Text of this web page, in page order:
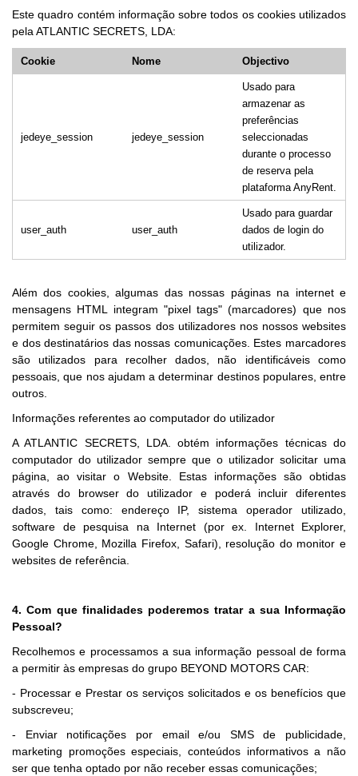
Este quadro contém informação sobre todos os cookies utilizados
pela ATLANTIC SECRETS, LDA:
Cookie Nome Objectivo
jedeye_session jedeye_session
Usado para
armazenar as
preferências
seleccionadas
durante o processo
de reserva pela
plataforma AnyRent.
user_auth user_auth
Usado para guardar
dados de login do
utilizador.
Além dos cookies, algumas das nossas páginas na internet e
mensagens HTML integram "pixel tags" (marcadores) que nos
permitem seguir os passos dos utilizadores nos nossos websites
e dos destinatários das nossas comunicações. Estes marcadores
são utilizados para recolher dados, não identificáveis como
pessoais, que nos ajudam a determinar destinos populares, entre
outros.
Informações referentes ao computador do utilizador
A ATLANTIC SECRETS, LDA. obtém informações técnicas do
computador do utilizador sempre que o utilizador solicitar uma
página, ao visitar o Website. Estas informações são obtidas
através do browser do utilizador e poderá incluir diferentes
dados, tais como: endereço IP, sistema operador utilizado,
software de pesquisa na Internet (por ex. Internet Explorer,
Google Chrome, Mozilla Firefox, Safari), resolução do monitor e
websites de referência.
4. Com que finalidades poderemos tratar a sua Informação
Pessoal?
Recolhemos e processamos a sua informação pessoal de forma
a permitir às empresas do grupo BEYOND MOTORS CAR:
- Processar e Prestar os serviços solicitados e os benefícios que
subscreveu;
- Enviar notificações por email e/ou SMS de publicidade,
marketing promoções especiais, conteúdos informativos a não
ser que tenha optado por não receber essas comunicações;